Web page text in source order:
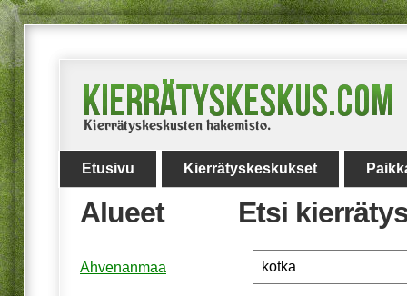
Etusivu Kierrätyskeskukset
Etsi
Alueet
Ahvenanmaa